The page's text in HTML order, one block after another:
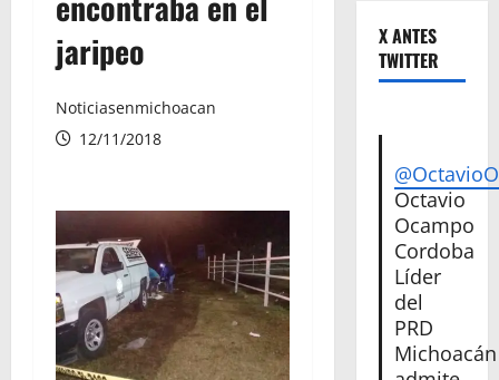
jaripeo
Noticiasenmichoacan
12/11/2018
X ANTES
TWITTER
Octavio
Ocampo
Cordoba
Líder
del
PRD
Michoacán